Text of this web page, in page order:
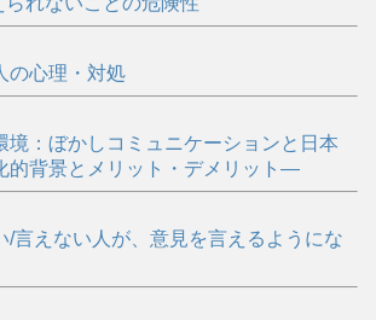
の心理・対処
境：ぼかしコミュニケーションと日本
的背景とメリット・デメリット―
/言えない人が、意見を言えるようにな